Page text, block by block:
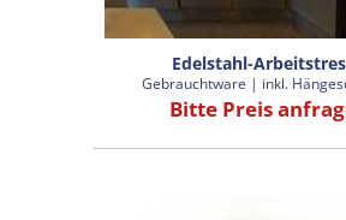
Edelstahl-
Gebrauchtware | inkl.
Bitte Preis